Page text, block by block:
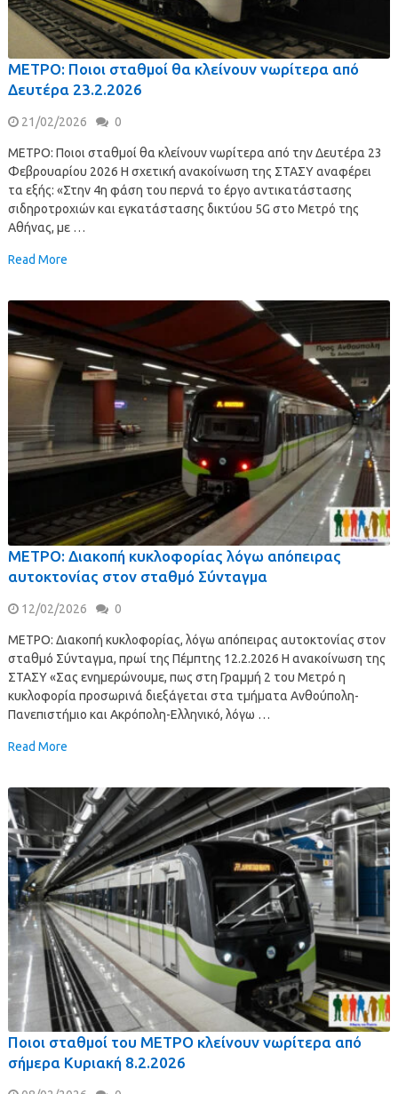
ΜΕΤΡΟ: Ποιοι σταθμοί θα κλείνουν νωρίτερα από
Δευτέρα 23.2.2026
21/02/2026 0
ΜΕΤΡΟ: Ποιοι σταθμοί θα κλείνουν νωρίτερα από την Δευτέρα 23
Φεβρουαρίου 2026 Η σχετική ανακοίνωση της ΣΤΑΣΥ αναφέρει
τα εξής: «Στην 4η φάση του περνά το έργο αντικατάστασης
σιδηροτροχιών και εγκατάστασης δικτύου 5G στο Μετρό της
Αθήνας, με …
Read More
ΜΕΤΡΟ: Διακοπή κυκλοφορίας λόγω απόπειρας
αυτοκτονίας στον σταθμό Σύνταγμα
12/02/2026 0
ΜΕΤΡΟ: Διακοπή κυκλοφορίας, λόγω απόπειρας αυτοκτονίας στον
σταθμό Σύνταγμα, πρωί της Πέμπτης 12.2.2026 Η ανακοίνωση της
ΣΤΑΣΥ «Σας ενημερώνουμε, πως στη Γραμμή 2 του Μετρό η
κυκλοφορία προσωρινά διεξάγεται στα τμήματα Ανθούπολη-
Πανεπιστήμιο και Ακρόπολη-Ελληνικό, λόγω …
Read More
Ποιοι σταθμοί του ΜΕΤΡΟ κλείνουν νωρίτερα από
σήμερα Κυριακή 8.2.2026